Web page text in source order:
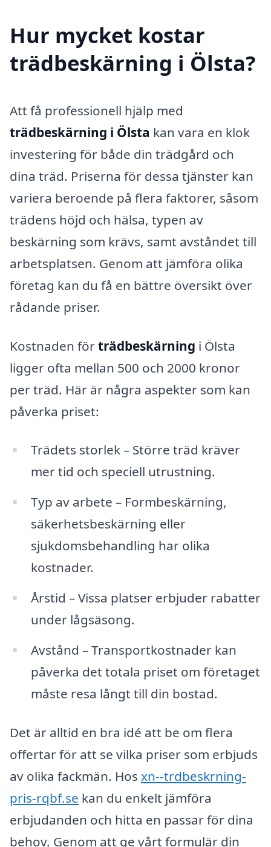
Hur mycket kostar
trädbeskärning i Ölsta?
Att få professionell hjälp med
trädbeskärning i Ölsta kan vara en klok
investering för både din trädgård och
dina träd. Priserna för dessa tjänster kan
variera beroende på flera faktorer, såsom
trädens höjd och hälsa, typen av
beskärning som krävs, samt avståndet till
arbetsplatsen. Genom att jämföra olika
företag kan du få en bättre översikt över
rådande priser.
Kostnaden förträdbeskärning i Ölsta
ligger ofta mellan 500 och 2000 kronor
per träd. Här är några aspekter som kan
påverka priset:
Trädets storlek – Större träd kräver
mer tid och speciell utrustning.
Typ av arbete – Formbeskärning,
säkerhetsbeskärning eller
sjukdomsbehandling har olika
kostnader.
Årstid – Vissa platser erbjuder rabatter
under lågsäsong.
Avstånd – Transportkostnader kan
påverka det totala priset om företaget
måste resa långt till din bostad.
Det är alltid en bra idé att be om flera
offertar för att se vilka priser som erbjuds
av olika fackmän. Hos xn--trdbeskrning-
pris-rqbf.se kan du enkelt jämföra
erbjudanden och hitta en passar för dina
behov. Genom att ge vårt formulär din